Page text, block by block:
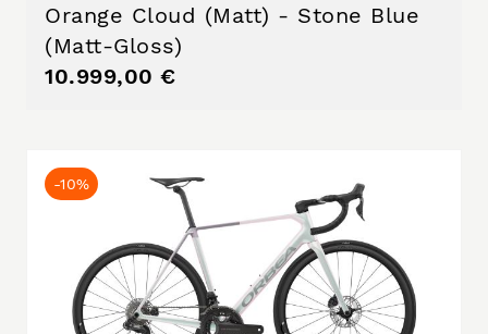
Orange Cloud (Matt) - Stone Blue
(Matt-Gloss)
10.999,00 €
-10%